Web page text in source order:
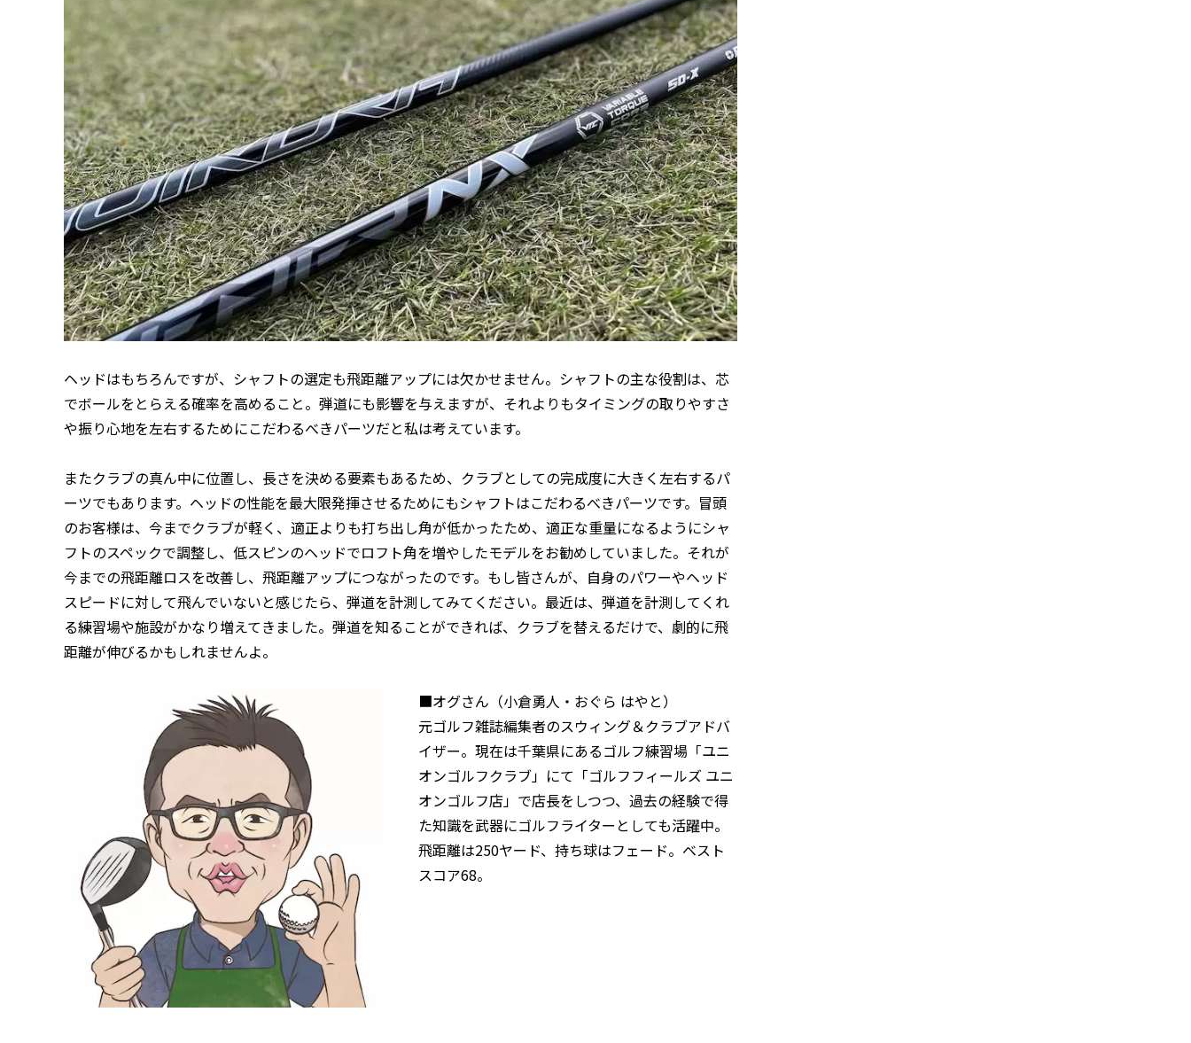
ヘッドはもちろんですが、シャフトの選定も飛距離アップには欠かせません。シャフトの主な役割は、芯
でボールをとらえる確率を高めること。弾道にも影響を与えますが、それよりもタイミングの取りやすさ
や振り心地を左右するためにこだわるべきパーツだと私は考えています。
またクラブの真ん中に位置し、長さを決める要素もあるため、クラブとしての完成度に大きく左右するパ
ーツでもあります。ヘッドの性能を最大限発揮させるためにもシャフトはこだわるべきパーツです。冒頭
のお客様は、今までクラブが軽く、適正よりも打ち出し角が低かったため、適正な重量になるようにシャ
フトのスペックで調整し、低スピンのヘッドでロフト角を増やしたモデルをお勧めしていました。それが
今までの飛距離ロスを改善し、飛距離アップにつながったのです。もし皆さんが、自身のパワーやヘッド
スピードに対して飛んでいないと感じたら、弾道を計測してみてください。最近は、弾道を計測してくれ
る練習場や施設がかなり増えてきました。弾道を知ることができれば、クラブを替えるだけで、劇的に飛
距離が伸びるかもしれませんよ。
■オグさん（小倉勇人・おぐら はやと）
元ゴルフ雑誌編集者のスウィング＆クラブアドバ
イザー。現在は千葉県にあるゴルフ練習場「ユニ
オンゴルフクラブ」にて「ゴルフフィールズ ユニ
オンゴルフ店」で店長をしつつ、過去の経験で得
た知識を武器にゴルフライターとしても活躍中。
飛距離は250ヤード、持ち球はフェード。ベスト
スコア68。